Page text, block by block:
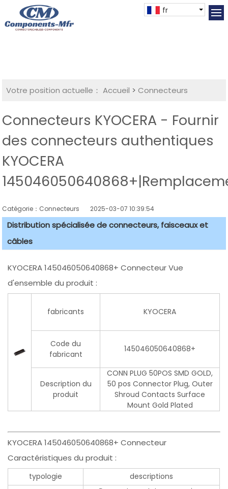
fr
Votre position actuelle： Accueil >Connecteurs
Connecteurs KYOCERA - Fournir
des connecteurs authentiques
KYOCERA
Catégorie：Connecteurs 2025-03-07 10:39:54
Distribution spécialisée de connecteurs, faisceaux et
câbles
KYOCERA 145046050640868+ Connecteur Vue
d'ensemble du produit :
fabricants KYOCERA
Code du
fabricant
145046050640868+
Description du
produit
CONN PLUG 50POS SMD GOLD,
50 pos Connector Plug, Outer
Shroud Contacts Surface
Mount Gold Plated
KYOCERA 145046050640868+ Connecteur
Caractéristiques du produit :
typologie descriptions